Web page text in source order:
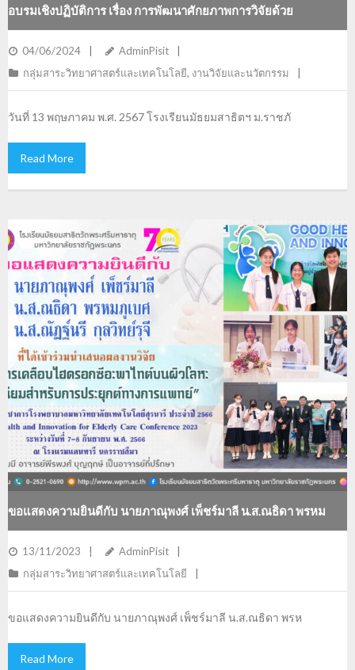
อบรมเชิงปฏิบัติการ เรื่อง การพัฒนาศักยภาพการวิจัยด้วย
CHATGPT
04/06/2024
AdminPisit
กลุ่มสาระวิทยาศาสตร์และเทคโนโลยี, งานวิจัยและนวัตกรรม
วันที่ 13 พฤษภาคม พ.ศ. 2567 โรงเรียนมัธยมสาธิตฯ ม.ราชภั
Read More
ขอแสดงความยินดีกับ นายภาณุพงศ์ เพ็ชร์มาลี น.ส.ณธิดา พรหม
ภูเบศ และน.ส.ณัฏฐ์นรี กุลวิทย์รุจี
13/11/2023
AdminPisit
กลุ่มสาระวิทยาศาสตร์และเทคโนโลยี
ขอแสดงความยินดีกับ นายภาณุพงศ์ เพ็ชร์มาลี น.ส.ณธิดา พรห
Read More